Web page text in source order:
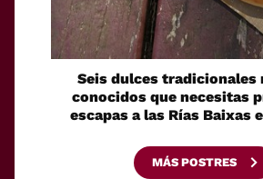
Seis dulces tradicionales
conocidos que necesitas
escapas a las Rías Baixas
MÁS POSTRES